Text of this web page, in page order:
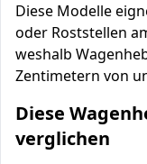
Diese Modelle
oder Roststellen
weshalb
Zentimetern von
Diese
verglichen